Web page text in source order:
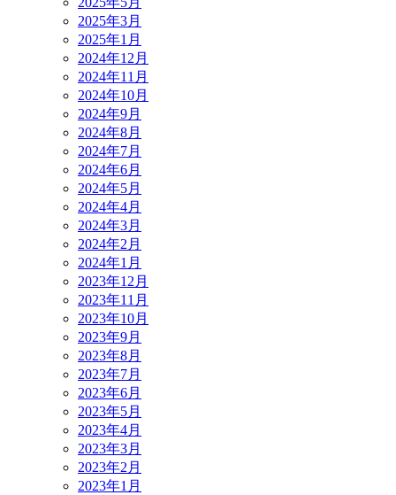
2025年3月
2025年1月
2024年12月
2024年11月
2024年10月
2024年9月
2024年8月
2024年7月
2024年6月
2024年5月
2024年4月
2024年3月
2024年2月
2024年1月
2023年12月
2023年11月
2023年10月
2023年9月
2023年8月
2023年7月
2023年6月
2023年5月
2023年4月
2023年3月
2023年2月
2023年1月